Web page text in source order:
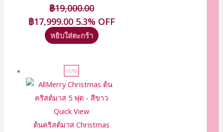
฿19,000.00
฿17,999.00 5.3% OFF
หยิบใส่ตะกร้า
-6%
Quick View
ต้นคริสต์มาส Christmas